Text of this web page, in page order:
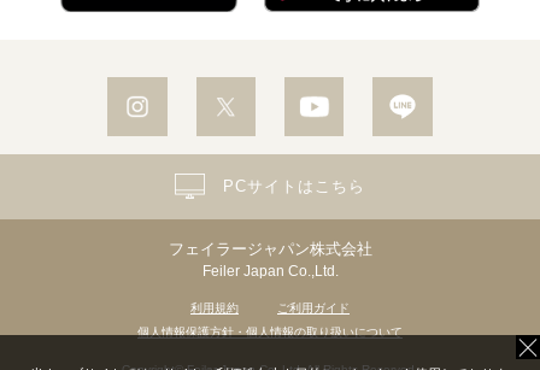
フェイラージャパン株式会社
Feiler Japan Co.,Ltd.
利用規約
ご利用ガイド
個人情報保護方針・個人情報の取り扱いについて
PCサイトはこちら